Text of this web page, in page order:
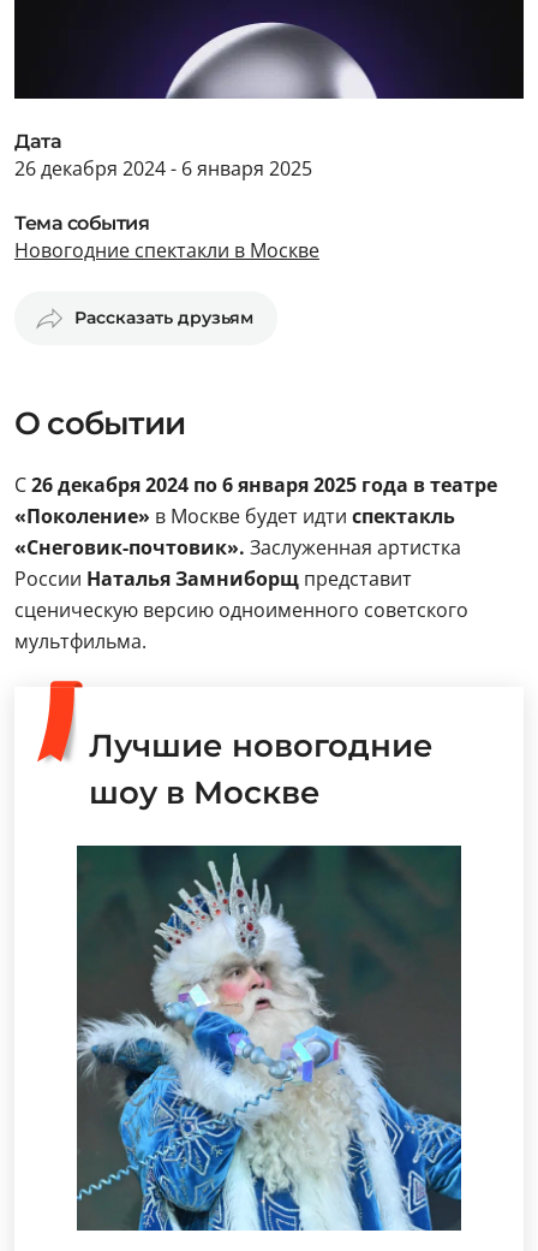
Дата
26 декабря 2024 - 6 января 2025
Тема события
Новогодние спектакли в Москве
Рассказать друзьям
О событии
С26 декабря 2024 по 6 января 2025 года в театре
«Поколение» в Москве будет идти спектакль
«Снеговик-почтовик». Заслуженная артистка
России Наталья Замниборщ представит
сценическую версию одноименного советского
мультфильма.
Лучшие новогодние
шоу в Москве